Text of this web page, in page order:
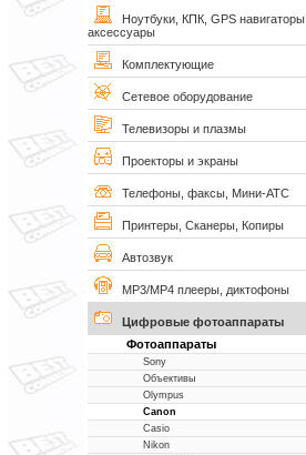
Ноутбуки, КПК, GPS навигаторы,
аксессуары
Комплектующие
Сетевое оборудование
Телевизоры и плазмы
Проекторы и экраны
Телефоны, факсы, Мини-АТС
Принтеры, Сканеры, Копиры
Автозвук
MP3/MP4 плееры, диктофоны
Цифровые фотоаппараты
Фотоаппараты
Sony
Объективы
Olympus
Canon
Casio
Nikon